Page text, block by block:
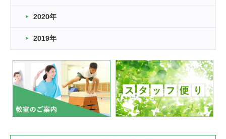
2022.11.03
緑ケ丘体育館
いたっぼーる大会☆彡
緑ケ丘体育館
2022.07.03
市内総合体育大会が開始
緑ケ丘体育館 猪名川運動広場
古池運動広場
2020年
2019年